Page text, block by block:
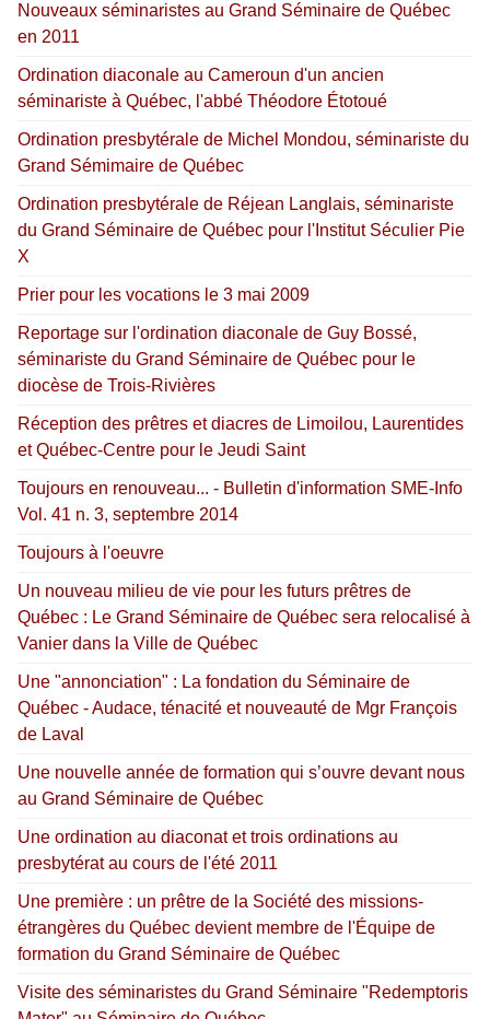
Nouveaux séminaristes au Grand Séminaire de Québec
en 2011
Ordination diaconale au Cameroun d'un ancien
séminariste à Québec, l'abbé Théodore Étotoué
Ordination presbytérale de Michel Mondou, séminariste du
Grand Sémimaire de Québec
Ordination presbytérale de Réjean Langlais, séminariste
du Grand Séminaire de Québec pour l'Institut Séculier Pie
X
Prier pour les vocations le 3 mai 2009
Reportage sur l'ordination diaconale de Guy Bossé,
séminariste du Grand Séminaire de Québec pour le
diocèse de Trois-Rivières
Réception des prêtres et diacres de Limoilou, Laurentides
et Québec-Centre pour le Jeudi Saint
Toujours en renouveau... - Bulletin d'information SME-Info
Vol. 41 n. 3, septembre 2014
Toujours à l'oeuvre
Un nouveau milieu de vie pour les futurs prêtres de
Québec : Le Grand Séminaire de Québec sera relocalisé à
Vanier dans la Ville de Québec
Une "annonciation" : La fondation du Séminaire de
Québec - Audace, ténacité et nouveauté de Mgr François
de Laval
Une nouvelle année de formation qui s’ouvre devant nous
au Grand Séminaire de Québec
Une ordination au diaconat et trois ordinations au
presbytérat au cours de l'été 2011
Une première : un prêtre de la Société des missions-
étrangères du Québec devient membre de l'Équipe de
formation du Grand Séminaire de Québec
Visite des séminaristes du Grand Séminaire "Redemptoris